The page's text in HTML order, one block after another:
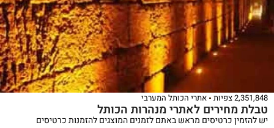
2,351,848 צפיות אתרי הכותל המערבי
טבלת מחירים לאתרי מנהרות הכותל
יש להזמין כרטיסים מראש באתם לזמנים המוצגים להזמנות כרטיסים